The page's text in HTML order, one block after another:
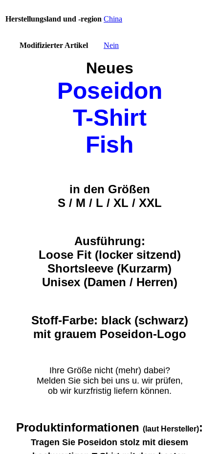
Herstellungsland und -region China
Modifizierter Artikel Nein
Neues
Poseidon
T-Shirt
Fish
in den Größen
S / M / L / XL / XXL
Ausführung:
Loose Fit (locker sitzend)
Shortsleeve (Kurzarm)
Unisex (Damen / Herren)
Stoff-Farbe: black (schwarz)
mit grauem Poseidon-Logo
Ihre Größe nicht (mehr) dabei?
Melden Sie sich bei uns u. wir prüfen,
ob wir kurzfristig liefern können.
Produktinformationen (laut Hersteller):
Tragen Sie Poseidon stolz mit diesem